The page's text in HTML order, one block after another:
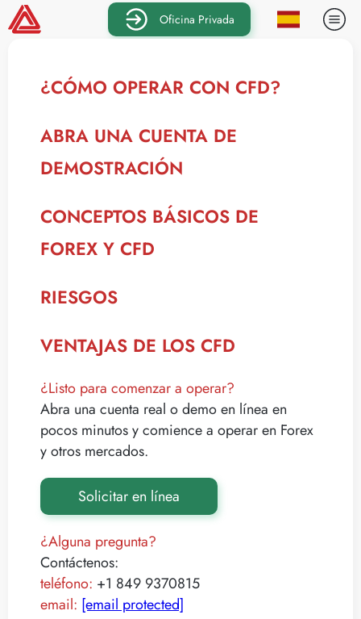
Oficina Privada
¿CÓMO OPERAR CON CFD?
ABRA UNA CUENTA DE
DEMOSTRACIÓN
CONCEPTOS BÁSICOS DE
FOREX Y CFD
RIESGOS
VENTAJAS DE LOS CFD
¿Listo para comenzar a operar?
Abra una cuenta real o demo en línea en
pocos minutos y comience a operar en Forex
y otros mercados.
Solicitar en línea
¿Alguna pregunta?
Contáctenos:
teléfono: +1 849 9370815
email: [email protected]